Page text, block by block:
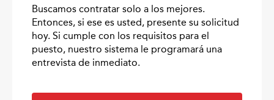
Buscamos contratar solo a los mejores.
Entonces, si ese es usted, presente su solicitud
hoy. Si cumple con los requisitos para el
puesto, nuestro sistema le programará una
entrevista de inmediato.